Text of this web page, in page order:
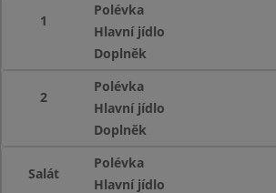
1
Polévka
Hlavní jídlo
Doplněk
2
Polévka
Hlavní jídlo
Doplněk
Salát
Polévka
Hlavní jídlo